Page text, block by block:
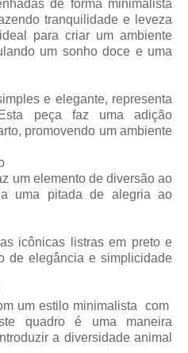
de forma minimalista
tranquilidade e leveza
para criar um ambiente
um sonho doce e uma
e elegante, representa
peça faz uma adição
promovendo um ambiente
um elemento de diversão ao
uma pitada de alegria ao
icônicas listras em preto e
de elegância e simplicidade
um estilo minimalista com
quadro é uma maneira
a diversidade animal